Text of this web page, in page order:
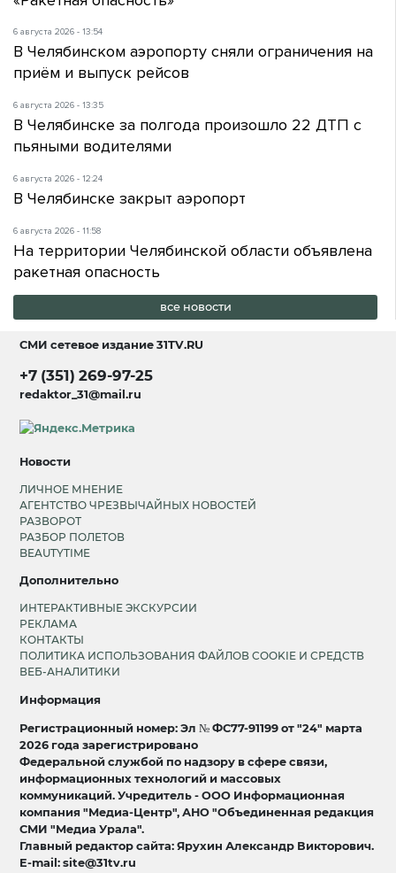
6 августа 2026 - 13:54
В Челябинском аэропорту сняли ограничения на
приём и выпуск рейсов
6 августа 2026 - 13:35
В Челябинске за полгода произошло 22 ДТП с
пьяными водителями
6 августа 2026 - 12:24
В Челябинске закрыт аэропорт
6 августа 2026 - 11:58
На территории Челябинской области объявлена
ракетная опасность
все новости
СМИ сетевое издание31TV.RU
+7 (351) 269-97-25
redaktor_31@mail.ru
Новости
ЛИЧНОЕ МНЕНИЕ
АГЕНТСТВО ЧРЕЗВЫЧАЙНЫХ НОВОСТЕЙ
РАЗВОРОТ
РАЗБОР ПОЛЕТОВ
BEAUTYTIME
Дополнительно
ИНТЕРАКТИВНЫЕ ЭКСКУРСИИ
РЕКЛАМА
КОНТАКТЫ
ПОЛИТИКА ИСПОЛЬЗОВАНИЯ ФАЙЛОВ COOKIE И СРЕДСТВ
ВЕБ-АНАЛИТИКИ
Информация
Регистрационный номер: Эл № ФС77-91199 от "24" марта
2026 года зарегистрировано
Федеральной службой по надзору в сфере связи,
информационных технологий и массовых
коммуникаций. Учредитель - ООО Информационная
компания "Медиа-Центр", АНО "Объединенная редакция
СМИ "Медиа Урала".
Главный редактор сайта: Ярухин Александр Викторович.
E-mail: site@31tv.ru